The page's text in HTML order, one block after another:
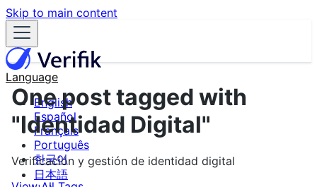
Skip to main content
Language
English
Español
Français
Português
한국어
日本語
One post tagged with
"Identidad Digital"
Verificación y gestión de identidad digital